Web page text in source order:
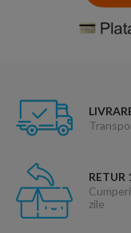
RETUR
zile